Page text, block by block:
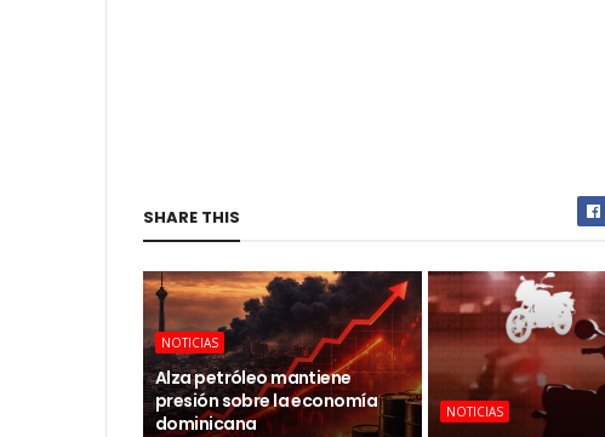
SHARE THIS
NOTICIAS
Alza petróleo mantiene
presión sobre la economía
dominicana
NOTICIAS